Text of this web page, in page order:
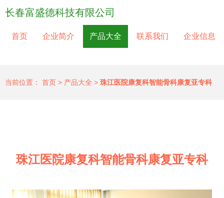
长春富盛德科技有限公司
首页 企业简介 产品大全 联系我们 企业信息
当前位置： 首页 > 产品大全 > 珠江医院康复科智能骨科康复亚专科
珠江医院康复科智能骨科康复亚专科